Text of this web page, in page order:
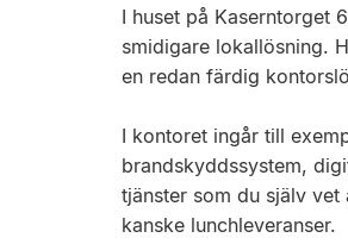
I huset på Kaserntorget
smidigare lokallösning.
en redan färdig
I kontoret ingår till
brandskyddssystem,
tjänster som du själv
kanske lunchleveranser.